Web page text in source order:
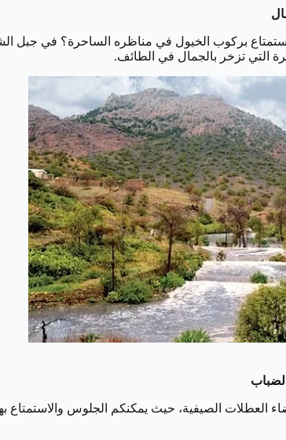
بركوب الخيول في مناظره الساحرة؟ في جبل
التي تزخر بالجمال في الطائف.
العطلات الصيفية، حيث يمكنكم الجلوس